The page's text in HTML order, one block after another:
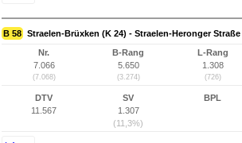
B 58 Straelen-Brüxken (K 24) - Straelen-Heronger Straße
Nr.
7.066
(7.068)
B-Rang
5.650
(3.274)
L-Rang
1.308
(726)
DTV
11.567
SV
1.307
(11,3%)
BPL